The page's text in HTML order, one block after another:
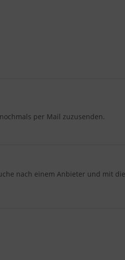
per Mail zuzusenden.
nach einem Anbieter und mit